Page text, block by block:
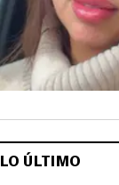
LO ÚLTIMO